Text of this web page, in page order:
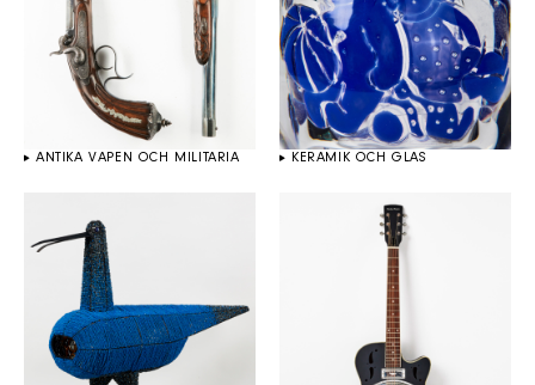
ANTIKA VAPEN OCH MILITARIA KERAMIK OCH GLAS